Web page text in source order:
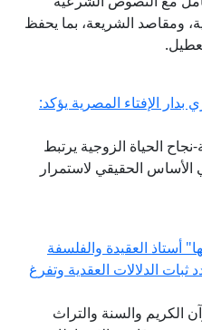
ومقاصد الشريعة، بما يحفظ
الإفتاء المصرية يؤكد:
الحياة الزوجية يرتبط
الحقيقي لاستمرار
أستاذ العقيدة والفلسفة
الدلالات العقدية وتفرغ
الكريم والسنة والتراث